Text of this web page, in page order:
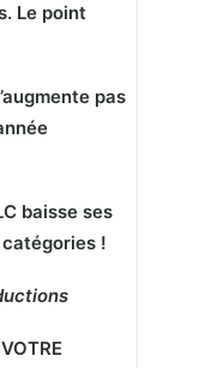
Le point
pas
baisse ses
!